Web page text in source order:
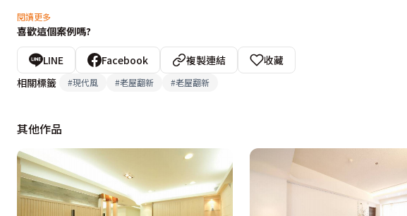
大面積的落地窗、局部玻璃磚牆的牆面規劃，汲取大量的自然光源，一改傳統
牆面運用木作自然的紋理，規劃出屋主喜愛的風格。於是在走道及衛浴空間門
化。於沙發後方上櫃部份，以黑墨鏡配置間接光源，成為收納空間，同時讓視
做背景，延續至餐廳區域以維繫公共區域的連續效果，以觀音石作臺面，突顯
空間多了份層次變化，巧妙的掩去可能給予空間的壓迫感。桌面的下降式設計
源，同時成為置放事務機的空間。
閱讀更多
喜歡這個案例嗎?
LINE Facebook 複製連結
收藏
相關標籤
#現代風 #老屋翻新 #老屋翻新
其他作品